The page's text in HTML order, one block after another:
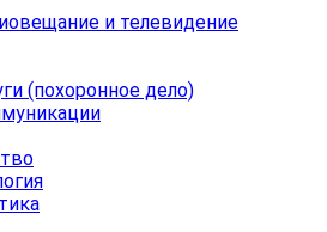
и телевидение
(похоронное дело)